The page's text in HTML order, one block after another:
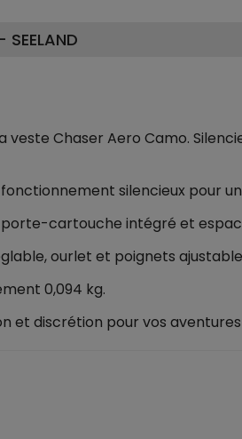
SEELAND
veste Chaser Aero Camo.
silencieux pour
porte-cartouche intégré et
ourlet et poignets
0,094 kg.
et discrétion pour vos